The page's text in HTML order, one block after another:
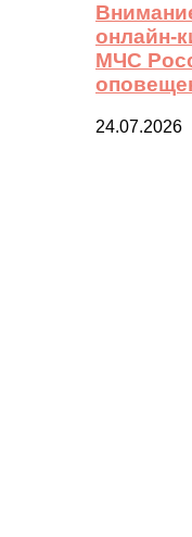
онлайн-
МЧС
24.07.2026